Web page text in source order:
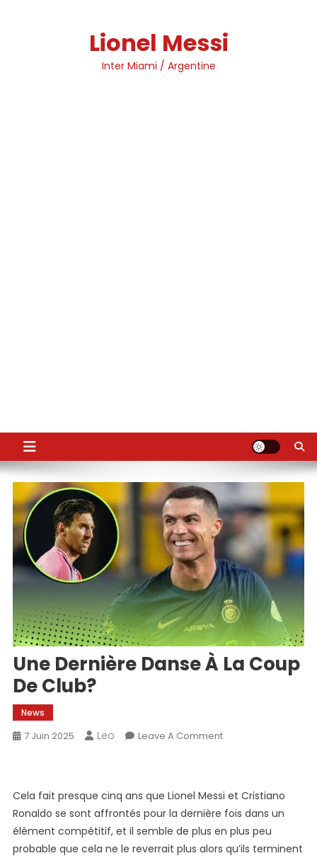
Lionel Messi
Inter Miami / Argentine
Une Dernière Danse À La Coup
De Club?
News
7 Juin 2025 Leo Leave A CommentOn
À
La
Coup
De
Cela fait presque cinq ans que Lionel Messi et Cristiano
Ronaldo se sont affrontés pour la dernière fois dans un
élément compétitif, et il semble de plus en plus peu
probable que cela ne le reverrait plus alors qu’ils terminent